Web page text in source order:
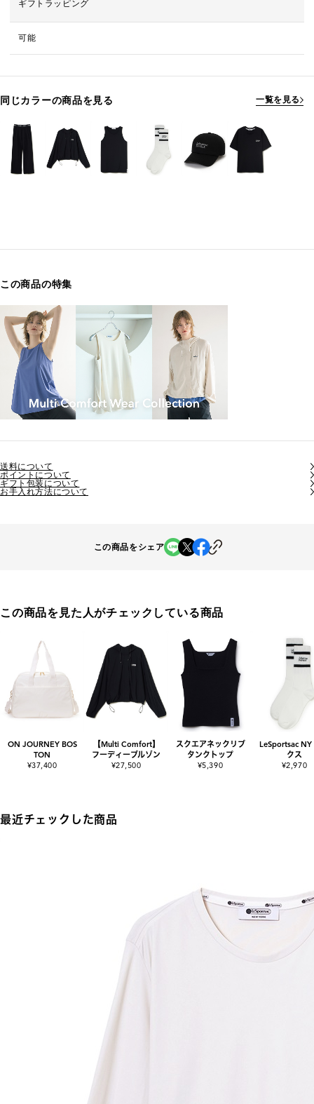
ギフトラッピング
可能
同じカラーの商品を見る 一覧を見る
この商品の特集
送料について
ポイントについて
ギフト包装について
お手入れ方法について
この商品をシェア
この商品を見た人がチェックしている商品
ON JOURNEY BOS
TON
¥37,400
【Multi Comfort】
フーディーブルゾン
¥27,500
スクエアネックリブ
タンクトップ
¥5,390
LeSportsac NY
クス
¥2,970
最近チェックした商品